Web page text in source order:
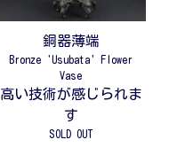
銅器薄端
Bronze 'Usubata' Flower
Vase
高い技術が感じられま
す
SOLD OUT